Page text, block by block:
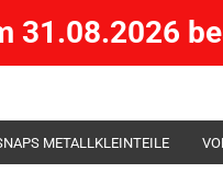
)
31.08.2026
METALLKLEINTEILE